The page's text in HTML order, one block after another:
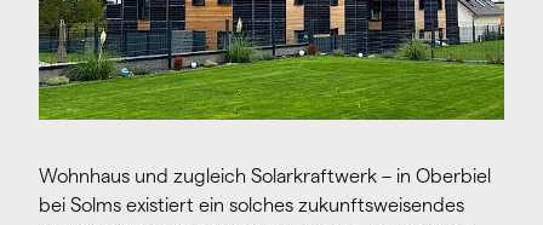
Wohnhaus und zugleich Solarkraftwerk – in Oberbiel
bei Solms existiert ein solches zukunftsweisendes